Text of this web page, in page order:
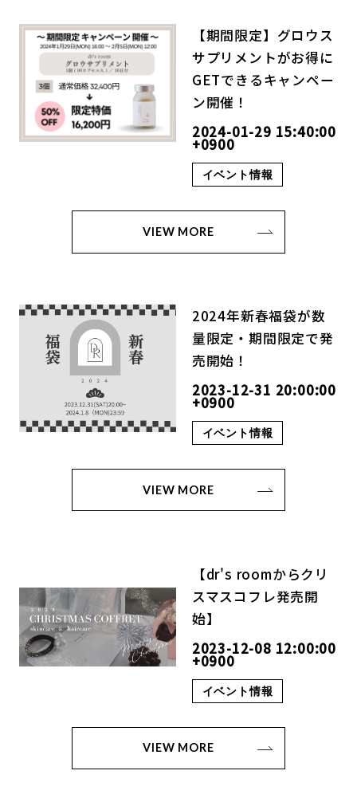
【期間限定】グロウス
サプリメントがお得に
GETできるキャンペー
ン開催！
2024-01-29 15:40:00
+0900
イベント情報
VIEW MORE
2024年新春福袋が数
量限定・期間限定で発
売開始！
2023-12-31 20:00:00
+0900
イベント情報
VIEW MORE
【dr's roomからクリ
スマスコフレ発売開
始】
2023-12-08 12:00:00
+0900
イベント情報
VIEW MORE